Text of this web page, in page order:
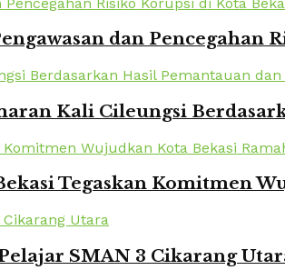
dan Pencegahan
Kali Cileungsi
Tegaskan Komitmen
SMAN 3 Cikarang